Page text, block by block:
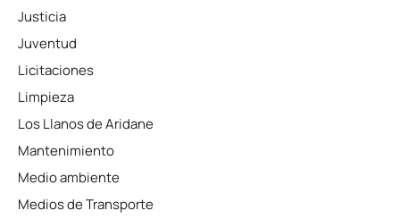
Justicia
Juventud
Licitaciones
Limpieza
Los Llanos de Aridane
Mantenimiento
Medio ambiente
Medios de Transporte